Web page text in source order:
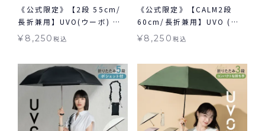
《公式限定》【2段 55cm/
長折兼用】UVO(ウーボ) 最
強の日傘 2way 折りたたみ
¥ 8,250税込
《公式限定》【CALM2段
60cm/長折兼用】UVO (ウ
ーボ) 最強の日傘 無地 ミニ
¥8,250 税込